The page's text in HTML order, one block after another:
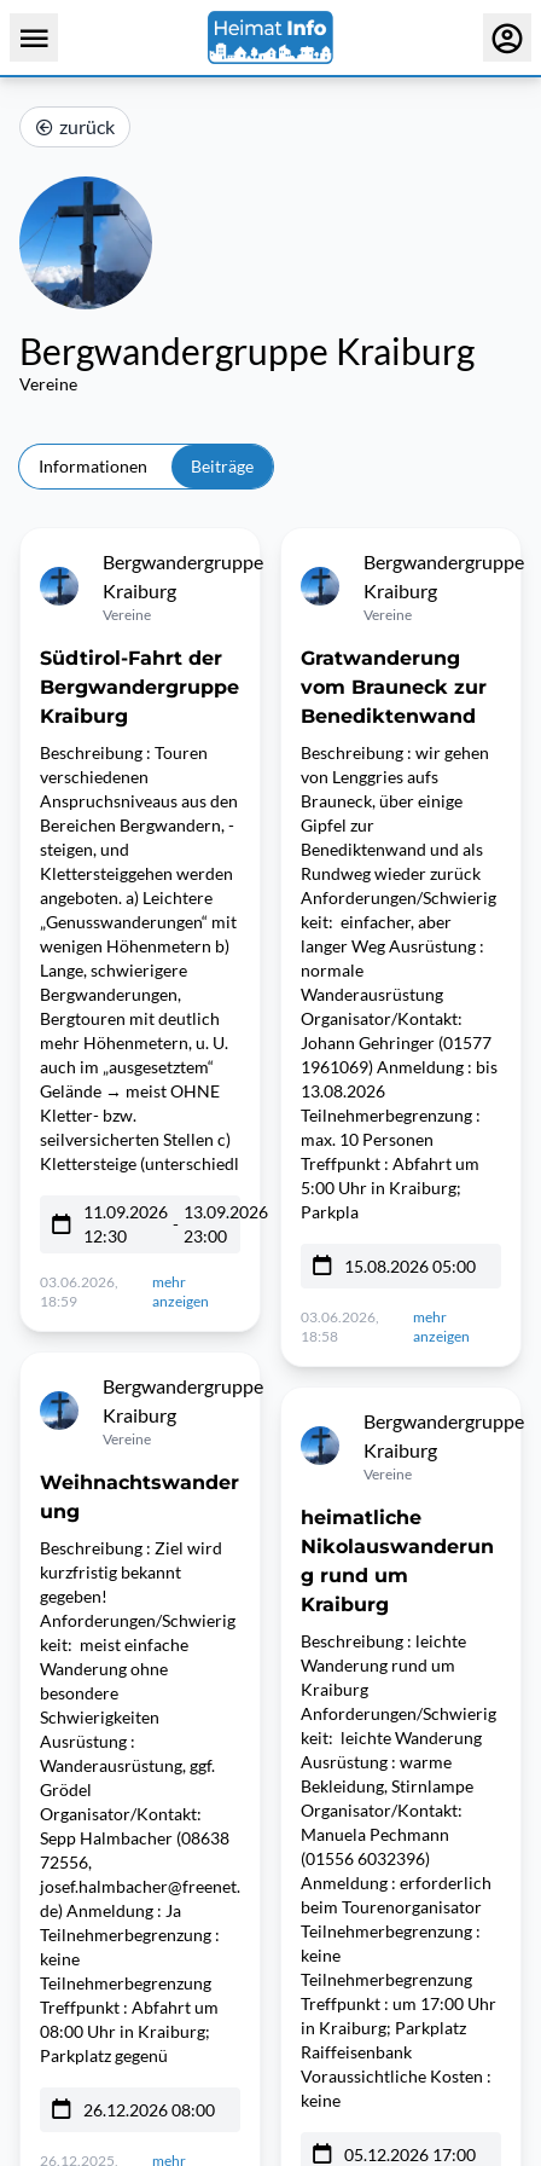
zurück
Bergwandergruppe Kraiburg
Vereine
Informationen Beiträge
Bergwandergruppe
Kraiburg
Vereine
Südtirol-Fahrt der
Bergwandergruppe
Kraiburg
Beschreibung : Touren
verschiedenen
Anspruchsniveaus aus den
Bereichen Bergwandern, -
steigen, und
Klettersteiggehen werden
angeboten. a) Leichtere
„Genusswanderungen“ mit
wenigen Höhenmetern b)
Lange, schwierigere
Bergwanderungen,
Bergtouren mit deutlich
mehr Höhenmetern, u. U.
auch im „ausgesetztem“
Gelände → meist OHNE
Kletter- bzw.
seilversicherten Stellen c)
Klettersteige (unterschiedl
11.09.2026
12:30
-
13.09.2026
23:00
03.06.2026,
18:59
mehr
anzeigen
Bergwandergruppe
Kraiburg
Vereine
Weihnachtswander
ung
Beschreibung : Ziel wird
kurzfristig bekannt
gegeben!
Anforderungen/Schwierig
keit: meist einfache
Wanderung ohne
besondere
Schwierigkeiten
Ausrüstung :
Wanderausrüstung, ggf.
Grödel
Organisator/Kontakt:
Sepp Halmbacher (08638
72556,
josef.halmbacher@freenet.
de) Anmeldung : Ja
Teilnehmerbegrenzung :
keine
Teilnehmerbegrenzung
Treffpunkt : Abfahrt um
08:00 Uhr in Kraiburg;
Parkplatz gegenü
26.12.2026 08:00
26.12.2025, mehr
Bergwandergruppe
Kraiburg
Vereine
Gratwanderung
vom Brauneck zur
Benediktenwand
Beschreibung : wir gehen
von Lenggries aufs
Brauneck, über einige
Gipfel zur
Benediktenwand und als
Rundweg wieder zurück
Anforderungen/Schwierig
keit: einfacher, aber
langer Weg Ausrüstung :
normale
Wanderausrüstung
Organisator/Kontakt:
Johann Gehringer (01577
1961069) Anmeldung : bis
13.08.2026
Teilnehmerbegrenzung :
max. 10 Personen
Treffpunkt : Abfahrt um
5:00 Uhr in Kraiburg;
Parkpla
15.08.2026 05:00
03.06.2026,
18:58
mehr
anzeigen
Bergwandergruppe
Kraiburg
Vereine
heimatliche
Nikolauswanderun
g rund um
Kraiburg
Beschreibung : leichte
Wanderung rund um
Kraiburg
Anforderungen/Schwierig
keit: leichte Wanderung
Ausrüstung : warme
Bekleidung, Stirnlampe
Organisator/Kontakt:
Manuela Pechmann
(01556 6032396)
Anmeldung : erforderlich
beim Tourenorganisator
Teilnehmerbegrenzung :
keine
Teilnehmerbegrenzung
Treffpunkt : um 17:00 Uhr
in Kraiburg; Parkplatz
Raiffeisenbank
Voraussichtliche Kosten :
keine
05.12.2026 17:00